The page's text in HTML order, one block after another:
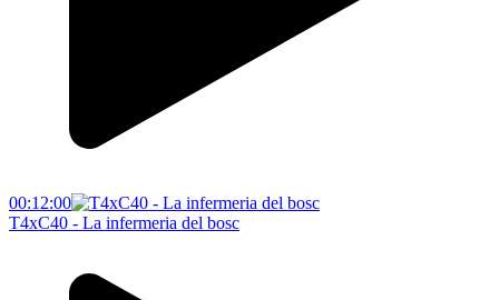
00:12:00
T4xC40 - La infermeria del bosc